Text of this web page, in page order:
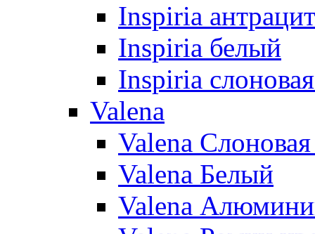
Inspiria антрацит
Inspiria белый
Inspiria
Valena
Valena Слоновая
Valena Белый
Valena